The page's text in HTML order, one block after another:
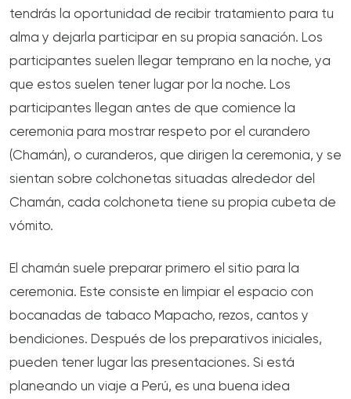
tendrás la oportunidad de recibir tratamiento para tu
alma y dejarla participar en su propia sanación. Los
participantes suelen llegar temprano en la noche, ya
que estos suelen tener lugar por la noche. Los
participantes llegan antes de que comience la
ceremonia para mostrar respeto por el curandero
(Chamán), o curanderos, que dirigen la ceremonia, y se
sientan sobre colchonetas situadas alrededor del
Chamán, cada colchoneta tiene su propia cubeta de
vómito.
El chamán suele preparar primero el sitio para la
ceremonia. Este consiste en limpiar el espacio con
bocanadas de tabaco Mapacho, rezos, cantos y
bendiciones. Después de los preparativos iniciales,
pueden tener lugar las presentaciones. Si está
planeando un viaje a Perú, es una buena idea